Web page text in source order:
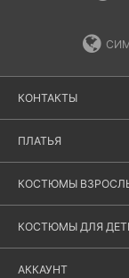
КОНТАКТЫ
ПЛАТЬЯ
КОСТЮМЫ
КОСТЮМЫ ДЛЯ
АККАУНТ